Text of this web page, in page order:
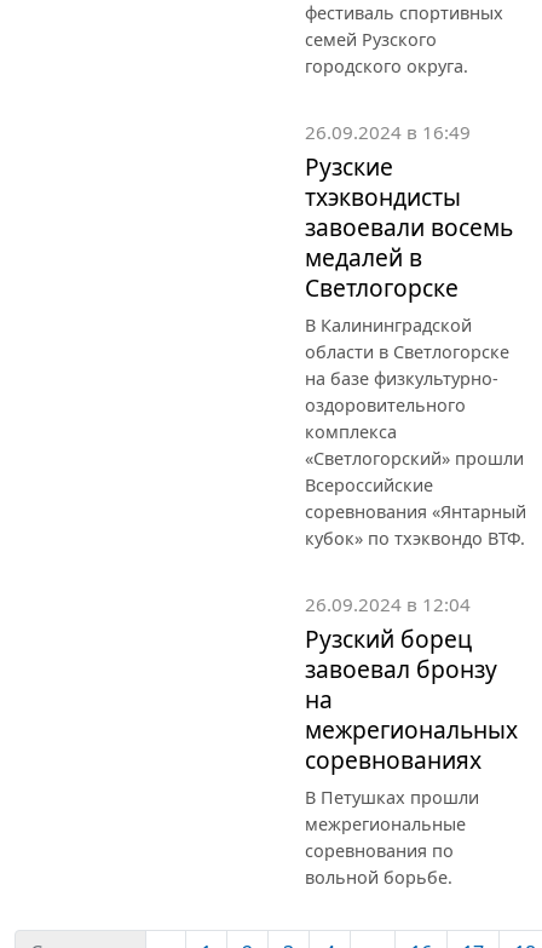
фестиваль спортивных
семей Рузского
городского округа.
26.09.2024 в 16:49
Рузские
тхэквондисты
завоевали восемь
медалей в
Светлогорске
В Калининградской
области в Светлогорске
на базе физкультурно-
оздоровительного
комплекса
«Светлогорский» прошли
Всероссийские
соревнования «Янтарный
кубок» по тхэквондо ВТФ.
26.09.2024 в 12:04
Рузский борец
завоевал бронзу
на
межрегиональных
соревнованиях
В Петушках прошли
межрегиональные
соревнования по
вольной борьбе.